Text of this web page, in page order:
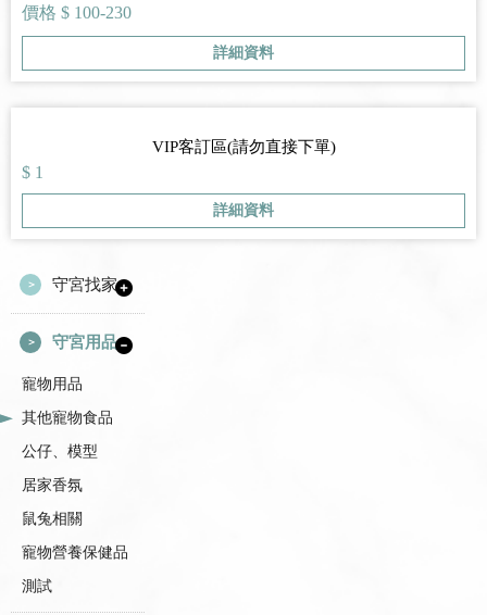
守宮找家
守宮用品
寵物用品
其他寵物食品
公仔、模型
居家香氛
鼠兔相關
寵物營養保健品
測試
尾澤龜麵包蟲蜥蜴倉鼠刺蝟鬆獅蜥蜜袋鼯
價格 $ 100-230
詳細資料
VIP客訂區(請勿直接下單)
$ 1
詳細資料